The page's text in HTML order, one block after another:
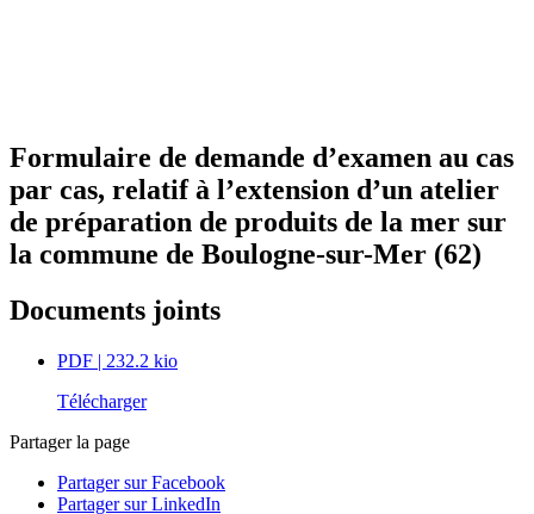
Formulaire de demande d’examen au cas
par cas, relatif à l’extension d’un atelier
de préparation de produits de la mer sur
la commune de Boulogne-sur-Mer (62)
Documents joints
PDF | 232.2 kio
Télécharger
Partager la page
Partager sur Facebook
Partager sur LinkedIn